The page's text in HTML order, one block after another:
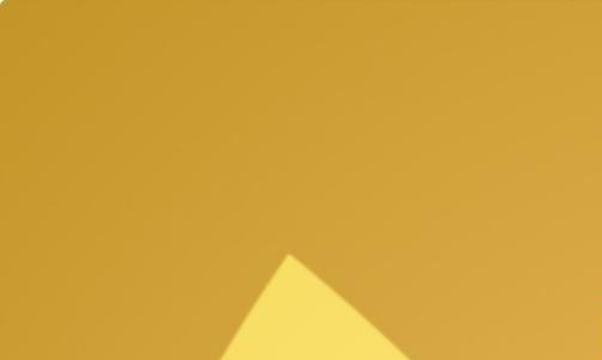
OFICINA VIRTUAL
CONTACTO